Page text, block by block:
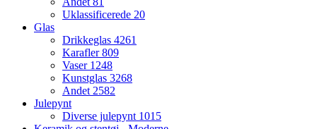
Uklassificerede 20
Glas
Drikkeglas 4261
Karafler809
Vaser 1248
Kunstglas 3268
Andet 2582
Julepynt
Diverse julepynt 1015